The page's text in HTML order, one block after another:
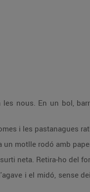
nous. En un bol,
i les pastanagues
motlle rodó amb
neta. Retira-ho del
i el midó, sense